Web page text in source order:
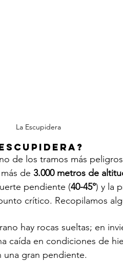
La Escupidera
de los tramos más
de 3.000 metros de
pendiente (40-45°) y la
crítico. Recopilamos
hay rocas sueltas; en
caída en condiciones de
una gran pendiente.